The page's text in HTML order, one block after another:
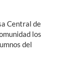
Central de
los
del